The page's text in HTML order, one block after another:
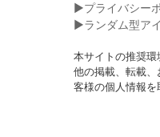
▶︎プライバシー
▶︎ランダム型ア
本サイトの推奨
他の掲載、転載
客様の個人情報を